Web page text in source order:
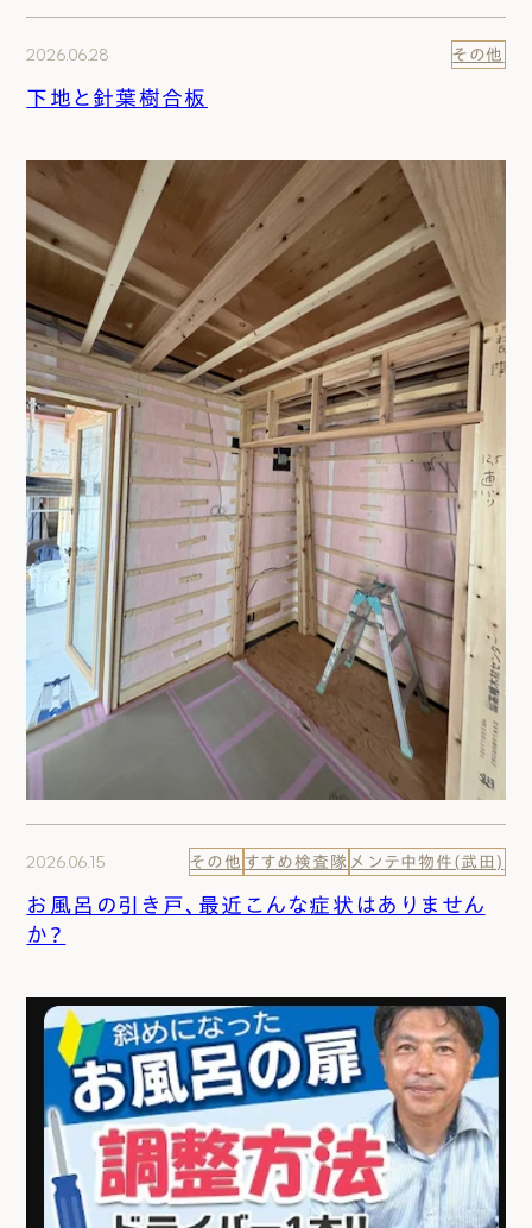
2026.06.28 その他
下地と針葉樹合板
2026.06.15 その他 すすめ検査隊 メンテ中物件(武田)
お風呂の引き戸、最近こんな症状はありません
か？